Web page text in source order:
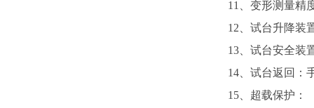
11
、变形测量精
12 、试台升降装
13 、试台安全装
14 、试台返回
15 、超载保护：